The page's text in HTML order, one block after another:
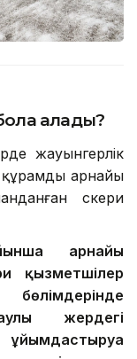
алады?
жауынгерлік
құрамды арнайы
әскери
арнайы
қызметшілер
бөлімдерінде
жердегі